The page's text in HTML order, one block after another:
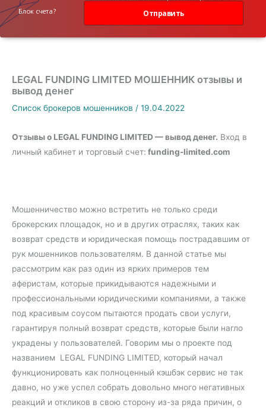
Блок счета? Отправить
LEGAL FUNDING LIMITED МОШЕННИК отзывы и
вывод денег
Список брокеров мошенников / 19.04.2022
Отзывы о LEGAL FUNDING LIMITED — вывод денег. Вход в
личный кабинет и торговый счет: funding-limited.com
Мошенничество можно встретить не только среди
брокерских площадок, но и в других отраслях, таких как
возврат средств и юридическая помощь пострадавшим от
рук мошенников пользователям. В данной статье мы
рассмотрим как раз один из ярких примеров тем
аферистам, которые прикидываются надежными и
профессиональными юридическими компаниями, а также
под красивым соусом пытаются продать свои услуги,
гарантируя полный возврат средств, которые были нагло
украдены у пользователей. Говорим мы о проекте под
названием LEGAL FUNDING LIMITED, который начал
функционировать как полноценный кэшбэк сервис не так
давно, но уже успел собрать довольно много негативных
реакций и откликов в свою сторону из-за ряда причин, о